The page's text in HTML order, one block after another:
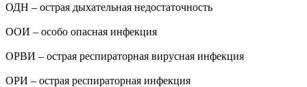
ОДН – острая дыхательная недостаточность
ООИ – особо опасная инфекция
ОРВИ – острая респираторная вирусная инфекция
ОРИ – острая респираторная инфекция